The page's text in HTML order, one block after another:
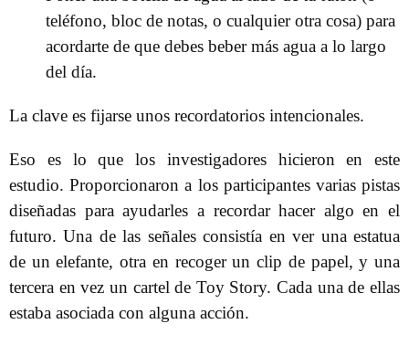
teléfono, bloc de notas, o cualquier otra cosa) para
acordarte de que debes beber más agua a lo largo
del día.
La clave es fijarse unos recordatorios intencionales.
Eso es lo que los investigadores hicieron en este
estudio. Proporcionaron a los participantes varias pistas
diseñadas para ayudarles a recordar hacer algo en el
futuro. Una de las señales consistía en ver una estatua
de un elefante, otra en recoger un clip de papel, y una
tercera en vez un cartel de Toy Story. Cada una de ellas
estaba asociada con alguna acción.